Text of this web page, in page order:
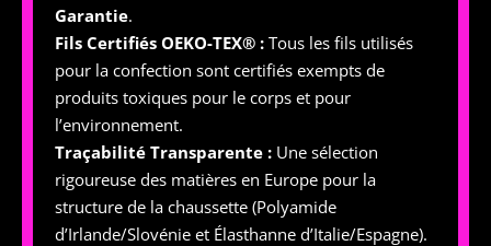
Garantie.
Fils Certifiés OEKO-TEX® : Tous les fils utilisés
pour la confection sont certifiés exempts de
produits toxiques pour le corps et pour
l’environnement.
Traçabilité Transparente : Une sélection
rigoureuse des matières en Europe pour la
structure de la chaussette (Polyamide
d’Irlande/Slovénie et Élasthanne d’Italie/Espagne).